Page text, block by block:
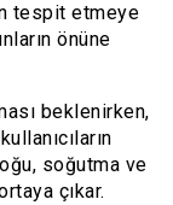
tespit etmeye
önüne
beklenirken,
soğutma ve
çıkar.